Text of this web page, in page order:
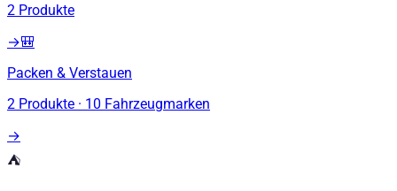
2 Produkte
→🎒
Packen & Verstauen
2 Produkte · 10 Fahrzeugmarken
→
⛺